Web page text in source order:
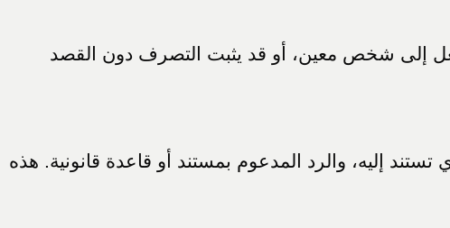
إلى شخص معين، أو قد يثبت التصرف دون القصد
إليه، والرد المدعوم بمستند أو قاعدة قانونية. هذه